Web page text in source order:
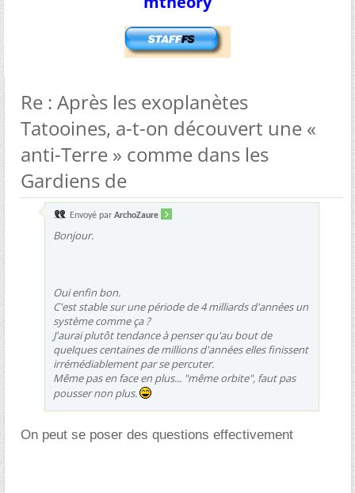
Re : Après les exoplanètes
Tatooines, a-t-on découvert une «
anti-Terre » comme dans les
Gardiens de
Envoyé par ArchoZaure
Bonjour.
Oui enfin bon.
C'est stable sur une période de 4 milliards d'années un
système comme ça ?
J'aurai plutôt tendance à penser qu'au bout de
quelques centaines de millions d'années elles finissent
irrémédiablement par se percuter.
Même pas en face en plus... "même orbite", faut pas
pousser non plus.
On peut se poser des questions effectivement